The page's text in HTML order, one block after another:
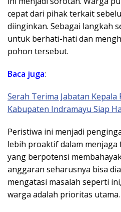
cepat dari pihak terkait
diinginkan. Sebagai langkah
untuk berhati-hati dan
pohon tersebut.
Baca juga:
Serah Terima Jabatan Kepala
Kabupaten Indramayu Siap
Peristiwa ini menjadi
lebih proaktif dalam
yang berpotensi
anggaran seharusnya bisa
mengatasi masalah seperti
warga adalah prioritas utama.